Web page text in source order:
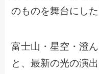
のものを舞台にし
富士山・星空・澄
と、最新の光の演